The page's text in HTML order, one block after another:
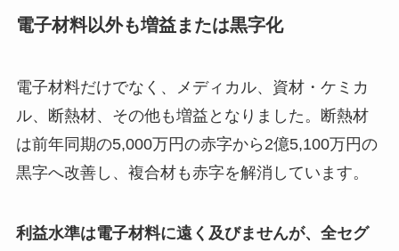
電子材料以外も増益または黒字化
電子材料だけでなく、メディカル、資材・ケミカ
ル、断熱材、その他も増益となりました。断熱材
は前年同期の5,000万円の赤字から2億5,100万円の
黒字へ改善し、複合材も赤字を解消しています。
利益水準は電子材料に遠く及びませんが、全セグ